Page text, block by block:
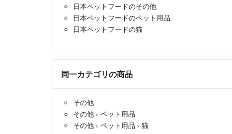
日本ペットフードのその他
日本ペットフードのペット用品
日本ペットフードの猫
同一カテゴリの商品
その他
その他 › ペット用品
その他 › ペット用品 › 猫